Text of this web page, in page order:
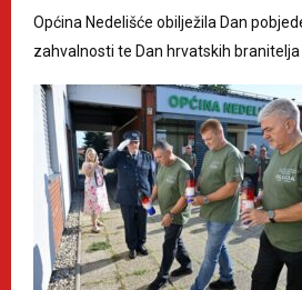
Općina Nedelišće obilježila Dan
zahvalnosti te Dan hrvatskih branitelja